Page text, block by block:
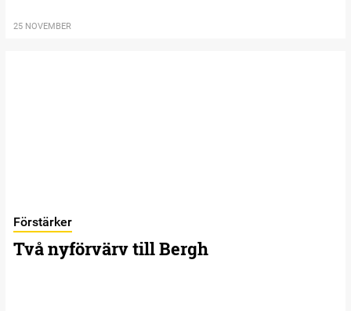
25 NOVEMBER
Förstärker
Två nyförvärv till Bergh